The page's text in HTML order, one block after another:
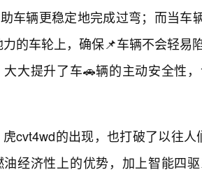
助车辆更稳定地完成过弯；而当
的车轮上，确保📌车辆不会轻易
大大提升了车🚗辆的主动安全性
虎cvt4wd的出现，也打破了以往
油经济性上的优势，加上智能四